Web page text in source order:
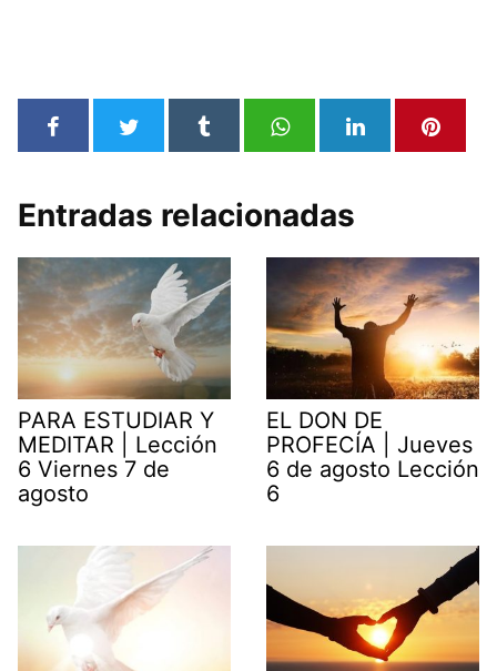
Entradas relacionadas
PARA ESTUDIAR Y
MEDITAR | Lección
6 Viernes 7 de
agosto
EL DON DE
PROFECÍA | Jueves
6 de agosto Lección
6